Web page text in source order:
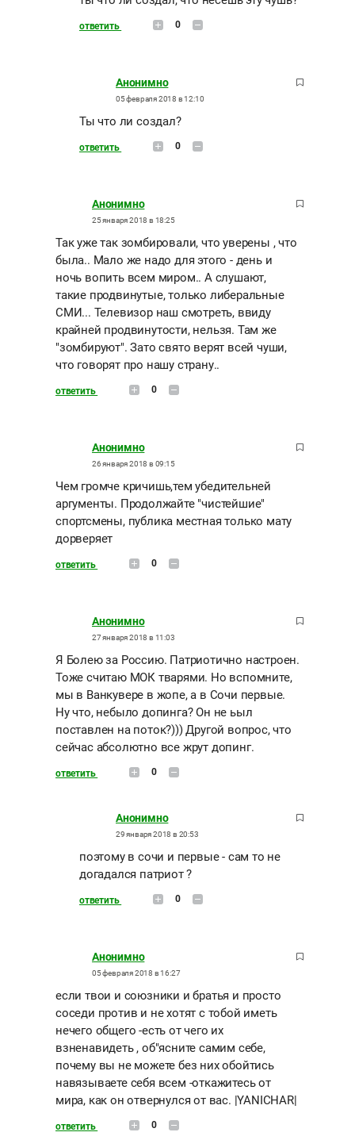
ответить 0
Анонимно
05 февраля 2018 в 12:10
Ты что ли создал?
ответить 0
Анонимно
25 января 2018 в 18:25
Так уже так зомбировали, что уверены , что
была.. Мало же надо для этого - день и
ночь вопить всем миром.. А слушают,
такие продвинутые, только либеральные
СМИ... Телевизор наш смотреть, ввиду
крайней продвинутости, нельзя. Там же
"зомбируют". Зато свято верят всей чуши,
что говорят про нашу страну..
ответить 0
Анонимно
26 января 2018 в 09:15
Чем громче кричишь,тем убедительней
аргументы. Продолжайте "чистейшие"
спортсмены, публика местная только мату
дорверяет
ответить 0
Анонимно
27 января 2018 в 11:03
Я Болею за Россию. Патриотично настроен.
Тоже считаю МОК тварями. Но вспомните,
мы в Ванкувере в жопе, а в Сочи первые.
Ну что, небыло допинга? Он не ьыл
поставлен на поток?))) Другой вопрос, что
сейчас абсолютно все жрут допинг.
ответить 0
Анонимно
29 января 2018 в 20:53
поэтому в сочи и первые - сам то не
догадался патриот ?
ответить 0
Анонимно
05 февраля 2018 в 16:27
если твои и союзники и братья и просто
соседи против и не хотят с тобой иметь
нечего общего -есть от чего их
взненавидеть , об"ясните самим себе,
почему вы не можете без них обойтись
навязываете себя всем -откажитесь от
мира, как он отвернулся от вас. |YANICHAR|
ответить 0